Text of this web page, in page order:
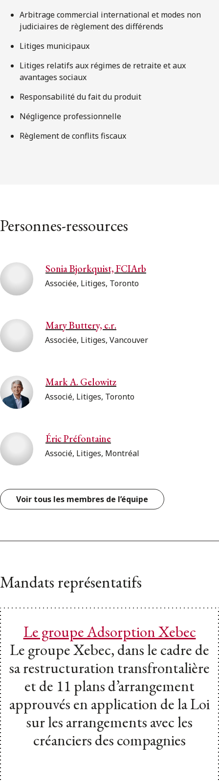
Arbitrage commercial international et modes non
judiciaires de règlement des différends
Litiges municipaux
Litiges relatifs aux régimes de retraite et aux
avantages sociaux
Responsabilité du fait du produit
Négligence professionnelle
Règlement de conflits fiscaux
Personnes-ressources
Sonia Bjorkquist, FCIArb
Associée, Litiges, Toronto
Mary Buttery, c.r.
Associée, Litiges, Vancouver
Mark A. Gelowitz
Associé, Litiges, Toronto
Éric Préfontaine
Associé, Litiges, Montréal
Voir tous les membres de l’équipe
Mandats représentatifs
Le groupe Adsorption Xebec
Le groupe Xebec, dans le cadre de
sa restructuration transfrontalière
et de 11 plans d’arrangement
approuvés en application de la Loi
sur les arrangements avec les
créanciers des compagnies